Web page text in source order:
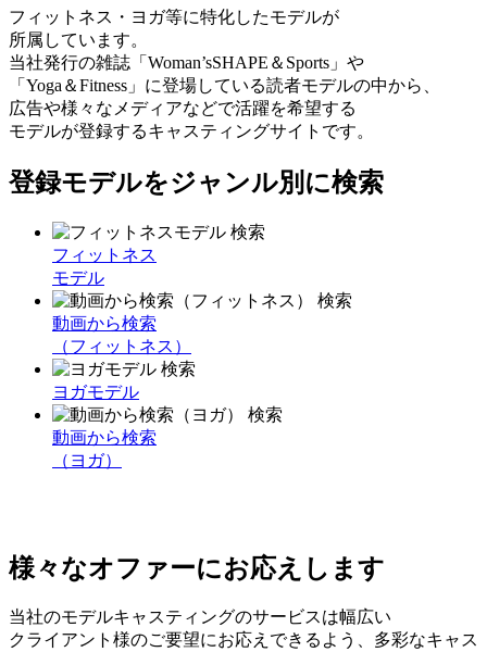
フィットネス・ヨガ等に特化したモデルが
所属しています。
当社発行の雑誌「Woman’sSHAPE＆Sports」や
「Yoga＆Fitness」に登場している読者モデルの中から、
広告や様々なメディアなどで活躍を希望する
モデルが登録するキャスティングサイトです。
登録モデルをジャンル別に検索
フィットネス
モデル
動画から検索
（フィットネス）
ヨガモデル
動画から検索
（ヨガ）
様々なオファーにお応えします
当社のモデルキャスティングのサービスは幅広い
クライアント様のご要望にお応えできるよう、多彩なキャス